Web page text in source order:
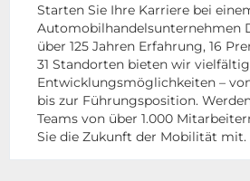
Starten Sie Ihre Karriere bei
Automobilhandelsunternehmen
über 125 Jahren Erfahrung, 16
31 Standorten bieten wir
Entwicklungsmöglichkeiten –
bis zur Führungsposition.
Teams von über 1.000
Sie die Zukunft der Mobilität mit.